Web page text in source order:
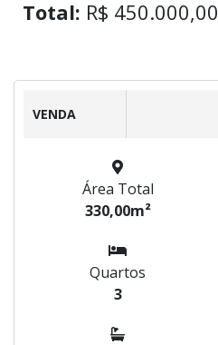
Total: R$ 450.000,00
VENDA
Área Total
330,00m²
Quartos
3